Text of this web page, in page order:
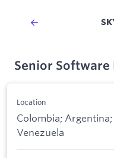
Senior Software
Location
Colombia;
Venezuela